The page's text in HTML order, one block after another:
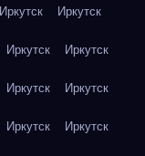
Иркутск Иркутск
Иркутск Иркутск
Иркутск Иркутск
Иркутск Иркутск